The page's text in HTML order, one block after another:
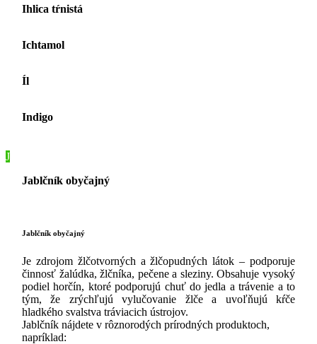
Ihlica tŕnistá
Ichtamol
Íl
Indigo
J
Jablčník obyčajný
Jablčník obyčajný
Je zdrojom žlčotvorných a žlčopudných látok – podporuje
činnosť žalúdka, žlčníka, pečene a sleziny. Obsahuje vysoký
podiel horčín, ktoré podporujú chuť do jedla a trávenie a to
tým, že zrýchľujú vylučovanie žlče a uvoľňujú kŕče
hladkého svalstva tráviacich ústrojov.
Jablčník nájdete v rôznorodých prírodných produktoch,
napríklad: